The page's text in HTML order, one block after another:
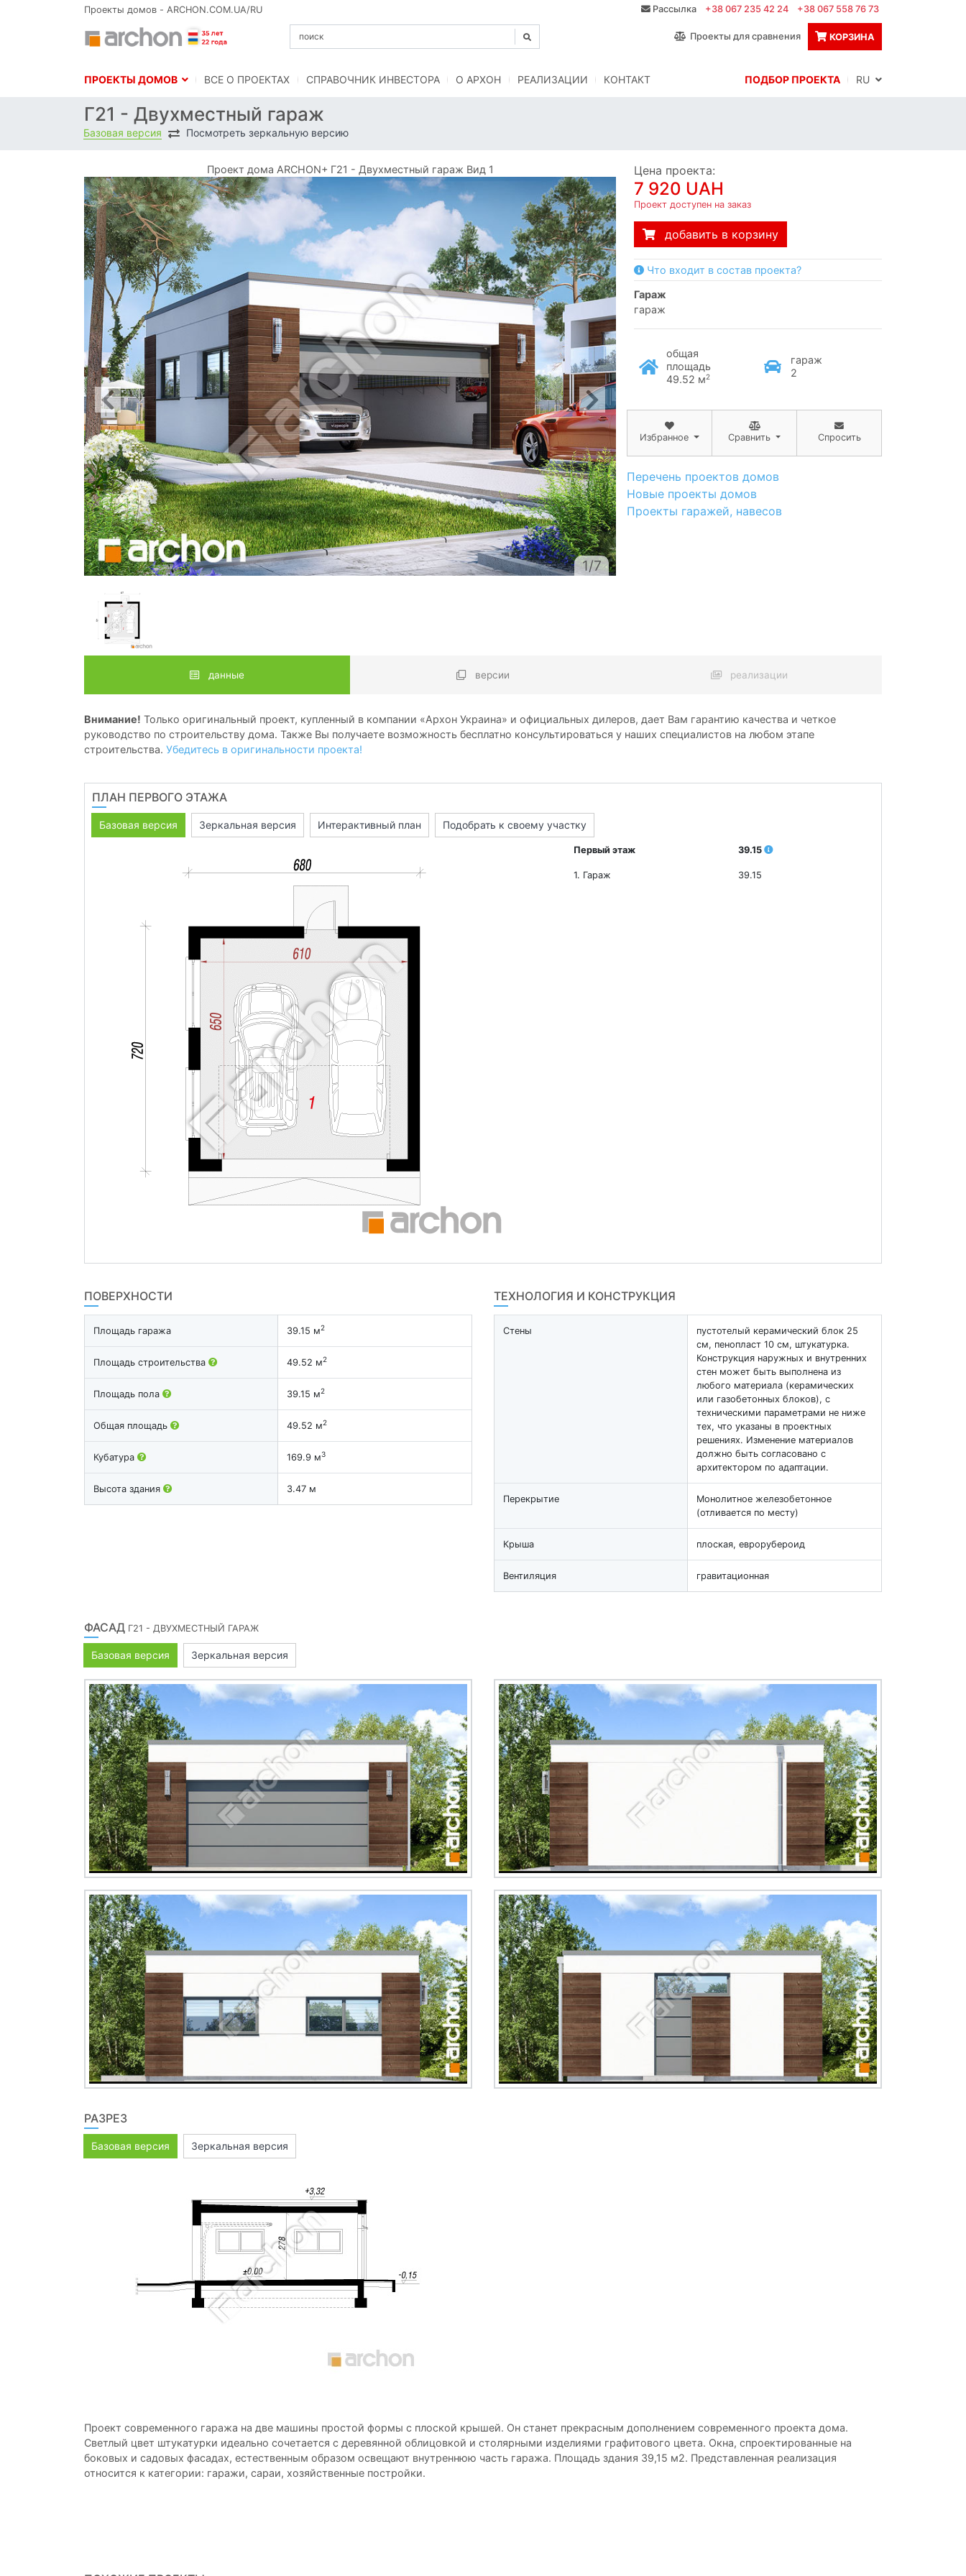
Проекты домов - ARCHON.COM.UA/RU Рассылка +38 067 235 42 24 +38 067 558 76 73
Проекты для сравнения КОРЗИНА
ПРОЕКТЫ ДОМОВ BСЕ О ПРОЕКТАХ СПРАВОЧНИК ИНВЕСТОРА O АРХОН РЕАЛИЗАЦИИ КОНТАКТ ПОДБОР ПРОЕКТА
Г21 - Двухместный гараж
Базовая версия Посмотреть зеркальную версию
Проект дома ARCHON+ Г21 - Двухместный гараж Вид 1
1/7
Цена проекта:
7 920 UAH
Проект доступен на заказ
добавить в корзину
Что входит в состав проекта?
гараж
гараж
общая
площадь
49.52 м2
гараж
2
Избранное Сравнить Спросить
Перечень проектов домов
Новые проекты домов
Проекты гаражей, навесов
данные версии реализации
Внимание! Только оригинальный проект, купленный в компании «Архон Украина» и официальных дилеров, дает Вам гарантию качества и четкое
руководство по строительству дома. Также Вы получаете возможность бесплатно консультироваться у наших специалистов на любом этапе
строительства. Убедитесь в оригинальности проекта!
ПЛАН ПЕРВОГО ЭТАЖА
Базовая версия Зеркальная версия Интерактивный план Подобрать к своему участку
Первый этаж 39.15
1. Гараж 39.15
ПОВЕРХНОСТИ
Площадь гаража 39.15 м2
Площадь строительства 49.52 м2
Площадь пола 39.15 м2
Общая площадь 49.52 м2
Кубатура 169.9 м3
Высота здания 3.47 м
ТЕХНОЛОГИЯ И КОНСТРУКЦИЯ
Стены
пустотелый керамический блок 25
см, пенопласт 10 см, штукатурка.
Конструкция наружных и внутренних
стен может быть выполнена из
любого материала (керамических
или газобетонных блоков), с
техническими параметрами не ниже
тех, что указаны в проектных
решениях. Изменение материалов
должно быть согласовано с
архитектором по адаптации.
Перекрытие
Монолитное железобетонное
(отливается по месту)
Крыша плоская, еврорубероид
Вентиляция гравитационная
ФАСАД Г21 - ДВУХМЕСТНЫЙ ГАРАЖ
Базовая версия Зеркальная версия
РАЗРЕЗ
Базовая версия Зеркальная версия
Проект современного гаража на две машины простой формы с плоской крышей. Он станет прекрасным дополнением современного проекта дома.
Светлый цвет штукатурки идеально сочетается с деревянной облицовкой и столярными изделиями графитового цвета. Окна, спроектированные на
боковых и садовых фасадах, естественным образом освещают внутреннюю часть гаража. Площадь здания 39,15 м2. Представленная реализация
относится к категории: гаражи, сараи, хозяйственные постройки.